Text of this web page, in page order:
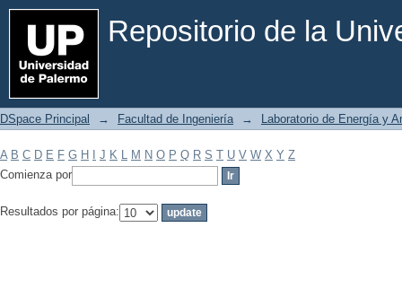
Repositorio de la
Filtrar por: Materia
DSpace Principal → Facultad de Ingeniería → Laboratorio de Energía y
A B C D E F G H J K L M N O P Q R S T U V W X Y Z
Comienza por
Resultados por página: